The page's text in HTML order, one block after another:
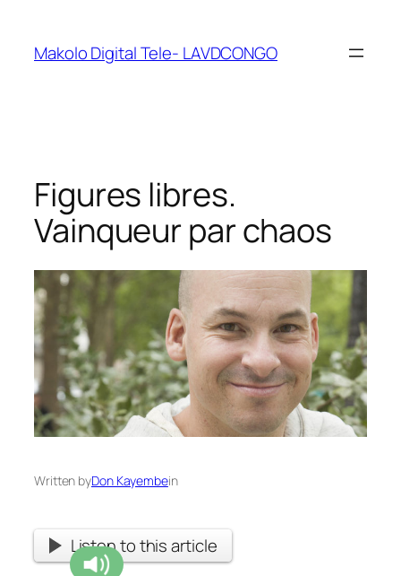
Makolo Digital Tele- LAVDCONGO
Figures libres.
Vainqueur par chaos
Written byDon Kayembein
Listen to this article